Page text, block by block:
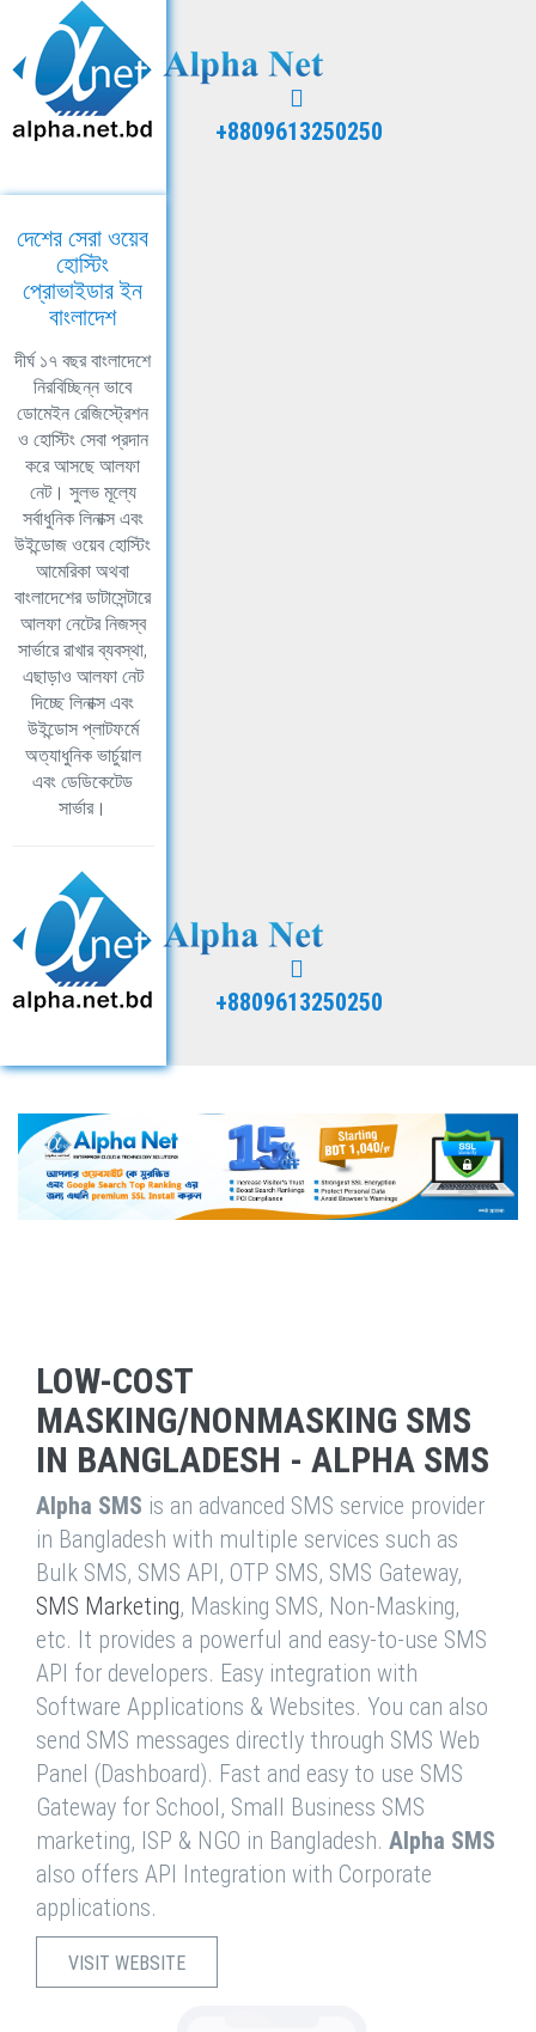
+8809613250250
দেশের সেরা ওয়েব
হোস্টিং
প্রোভাইডার ইন
বাংলাদেশ
দীর্ঘ ১৭ বছর বাংলাদেশে
নিরবিচ্ছিন্ন ভাবে
ডোমেইন রেজিস্ট্রেশন
ও হোস্টিং সেবা প্রদান
করে আসছে আলফা
নেট। সুলভ মূল্যে
সর্বাধুনিক লিনাক্স এবং
উইন্ডোজ ওয়েব হোস্টিং
আমেরিকা অথবা
বাংলাদেশের ডাটাসেন্টারে
আলফা নেটের নিজস্ব
সার্ভারে রাখার ব্যবস্থা,
এছাড়াও আলফা নেট
দিচ্ছে লিনাক্স এবং
উইন্ডোস প্লাটফর্মে
অত্যাধুনিক ভার্চুয়াল
এবং ডেডিকেটেড
সার্ভার।
+8809613250250
LOW-COST
MASKING/NONMASKING SMS
IN BANGLADESH - ALPHA SMS
Alpha SMS is an advanced SMS service provider
in Bangladesh with multiple services such as
Bulk SMS, SMS API, OTP SMS, SMS Gateway,
SMS Marketing, Masking SMS, Non-Masking,
etc. It provides a powerful and easy-to-use SMS
API for developers. Easy integration with
Software Applications & Websites. You can also
send SMS messages directly through SMS Web
Panel (Dashboard). Fast and easy to use SMS
Gateway for School, Small Business SMS
marketing, ISP & NGO in Bangladesh. Alpha SMS
also offers API Integration with Corporate
applications.
VISIT WEBSITE